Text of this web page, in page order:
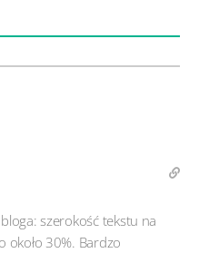
szerokość tekstu na
30%. Bardzo